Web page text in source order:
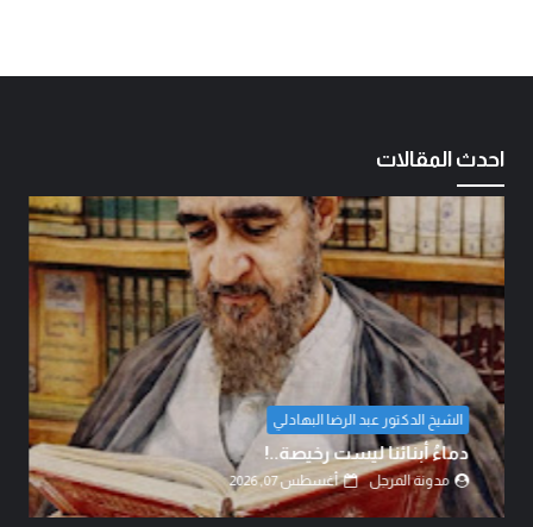
احدث المقالات
الشيخ الدكتور عبد الرضا البهادلي
دماءُ أبنائنا ليست رخيصة..!
مدونة المرجل أغسطس 07, 2026